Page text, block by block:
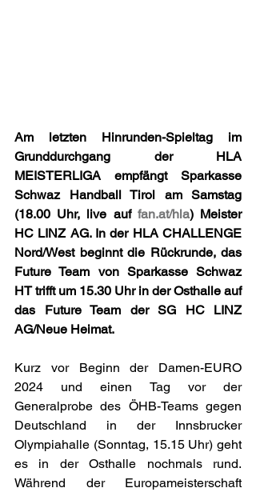
Am letzten Hinrunden-Spieltag im
Grunddurchgang der HLA
MEISTERLIGA empfängt Sparkasse
Schwaz Handball Tirol am Samstag
(18.00 Uhr, live auf fan.at/hla) Meister
HC LINZ AG. In der HLA CHALLENGE
Nord/West beginnt die Rückrunde, das
Future Team von Sparkasse Schwaz
HT trifft um 15.30 Uhr in der Osthalle auf
das Future Team der SG HC LINZ
AG/Neue Heimat.
Kurz vor Beginn der Damen-EURO
2024 und einen Tag vor der
Generalprobe des ÖHB-Teams gegen
Deutschland in der Innsbrucker
Olympiahalle (Sonntag, 15.15 Uhr) geht
es in der Osthalle nochmals rund.
Während der Europameisterschaft